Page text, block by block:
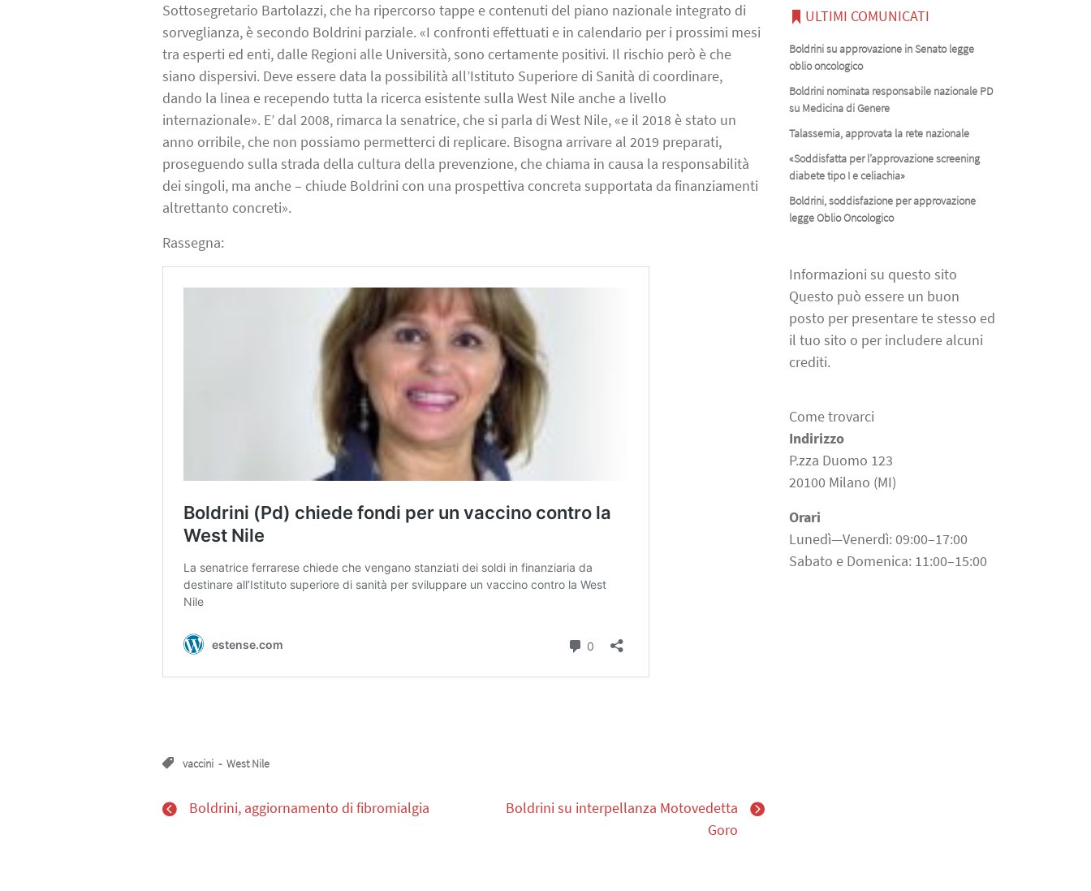
Sottosegretario Bartolazzi, che ha ripercorso tappe e contenuti del piano nazionale integrato di
sorveglianza, è secondo Boldrini parziale. «I confronti effettuati e in calendario per i prossimi mesi
tra esperti ed enti, dalle Regioni alle Università, sono certamente positivi. Il rischio però è che
siano dispersivi. Deve essere data la possibilità all’Istituto Superiore di Sanità di coordinare,
dando la linea e recependo tutta la ricerca esistente sulla West Nile anche a livello
internazionale». E’ dal 2008, rimarca la senatrice, che si parla di West Nile, «e il 2018 è stato un
anno orribile, che non possiamo permetterci di replicare. Bisogna arrivare al 2019 preparati,
proseguendo sulla strada della cultura della prevenzione, che chiama in causa la responsabilità
dei singoli, ma anche – chiude Boldrini con una prospettiva concreta supportata da finanziamenti
altrettanto concreti».
Rassegna:
vaccini - West Nile
Boldrini, aggiornamento di fibromialgia
Boldrini su interpellanza Motovedetta
Goro
ULTIMI COMUNICATI
Boldrini su approvazione in Senato legge
oblio oncologico
Boldrini nominata responsabile nazionale PD
su Medicina di Genere
Talassemia, approvata la rete nazionale
«Soddisfatta per l’approvazione screening
diabete tipo I e celiachia»
Boldrini, soddisfazione per approvazione
legge Oblio Oncologico
Informazioni su questo sito
Questo può essere un buon
posto per presentare te stesso ed
il tuo sito o per includere alcuni
crediti.
Come trovarci
Indirizzo
P.zza Duomo 123
20100 Milano (MI)
Orari
Lunedì—Venerdì: 09:00–17:00
Sabato e Domenica: 11:00–15:00